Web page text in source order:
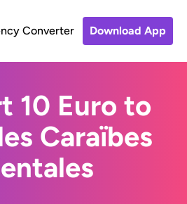
Converter Download App
10 Euro to
Caraïbes